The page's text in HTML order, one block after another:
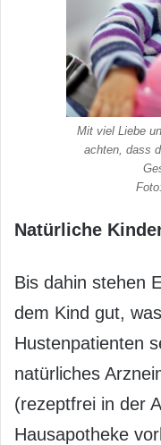
Mit viel Liebe
achten, dass
Natürliche
Bis dahin stehen
dem Kind gut,
Hustenpatienten
natürliches
(rezeptfrei in der
Hausapotheke